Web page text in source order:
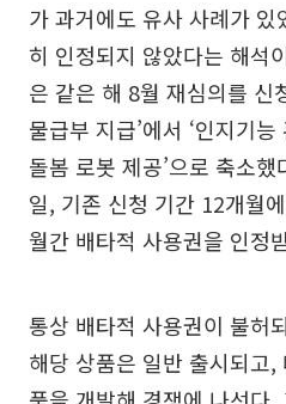
가 과거에도 유사 사례가
히 인정되지 않았다는 해석
은 같은 해 8월 재심의를 신
물급부 지급’에서 ‘인지기
돌봄 로봇 제공’으로 축소
일, 기존 신청 기간 12개월
월간 배타적 사용권을 인정
통상 배타적 사용권이 불허
해당 상품은 일반 출시되고